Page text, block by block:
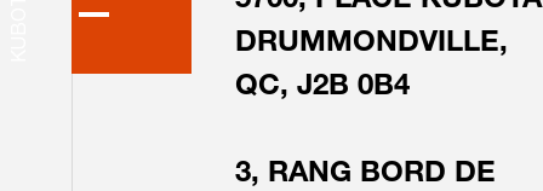
DRUMMONDVILLE,
QC, J2B 0B4
3, RANG BORD DE